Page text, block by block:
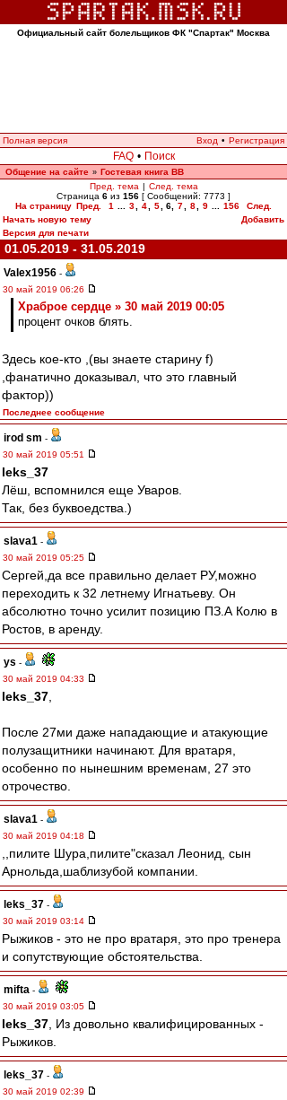
Официальный сайт болельщиков ФК "Спартак" Москва
Полная версия Вход • Регистрация
FAQ • Поиск
Общение на сайте » Гостевая книга ВВ
Пред. тема | След. тема
Страница 6 из 156 [ Сообщений: 7773 ]
На страницу Пред. 1 3 4 5 6 7 8 9 156
След.
Начать новую тему
Добавить
Версия для печати
01.05.2019 - 31.05.2019
Valex1956 -
30 май 2019 06:26
Храброе сердце » 30 май 2019 00:05
процент очков блять.
Здесь кое-кто ,(вы знаете старину f)
,фанатично доказывал, что это главный
фактор))
Последнее сообщение
irod sm -
30 май 2019 05:51
leks_37
Лёш, вспомнился еще Уваров.
Так, без буквоедства.)
slava1 -
30 май 2019 05:25
Сергей,да все правильно делает РУ,можно
переходить к 32 летнему Игнатьеву. Он
абсолютно точно усилит позицию ПЗ.А Колю в
Ростов, в аренду.
ys -
30 май 2019 04:33
leks_37
После 27ми даже нападающие и атакующие
полузащитники начинают. Для вратаря,
особенно по нынешним временам, 27 это
отрочество.
slava1 -
30 май 2019 04:18
,,пилите Шура,пилите"сказал Леонид, сын
Арнольда,шаблизубой компании.
leks_37 -
30 май 2019 03:14
Рыжиков - это не про вратаря, это про тренера
и сопутствующие обстоятельства.
mifta -
30 май 2019 03:05
leks_37 , Из довольно квалифицированных -
Рыжиков.
leks_37 -
30 май 2019 02:39